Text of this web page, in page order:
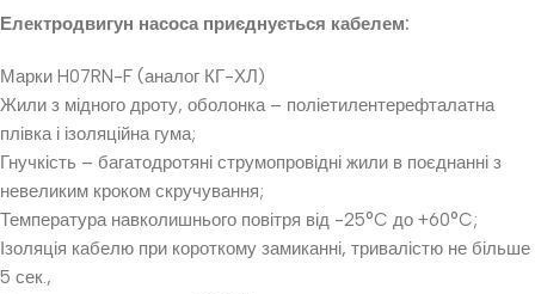
Електродвигун насоса приєднується кабелем:
Марки H07RN-F (аналог КГ-ХЛ)
Жили з мідного дроту, оболонка – поліетилентерефталатна
плівка і ізоляційна гума;
Гнучкість – багатодротяні струмопровідні жили в поєднанні з
невеликим кроком скручування;
Температура навколишнього повітря від -25°C до +60°C;
Ізоляція кабелю при короткому замиканні, тривалістю не більше
5 сек.,